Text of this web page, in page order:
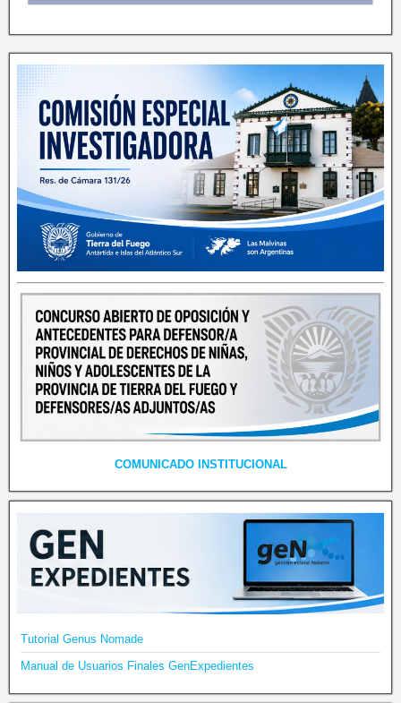
COMUNICADO INSTITUCIONAL
Tutorial Genus Nomade
Manual de Usuarios Finales GenExpedientes